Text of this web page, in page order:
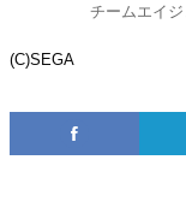
チームエイジ
(C)SEGA